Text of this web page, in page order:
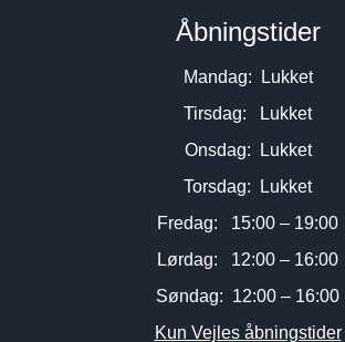
Åbningstider
Mandag: Lukket
Tirsdag: Lukket
Onsdag: Lukket
Torsdag: Lukket
Fredag: 15:00 – 19:00
Lørdag: 12:00 – 16:00
Søndag: 12:00 – 16:00
Kun Vejles åbningstider